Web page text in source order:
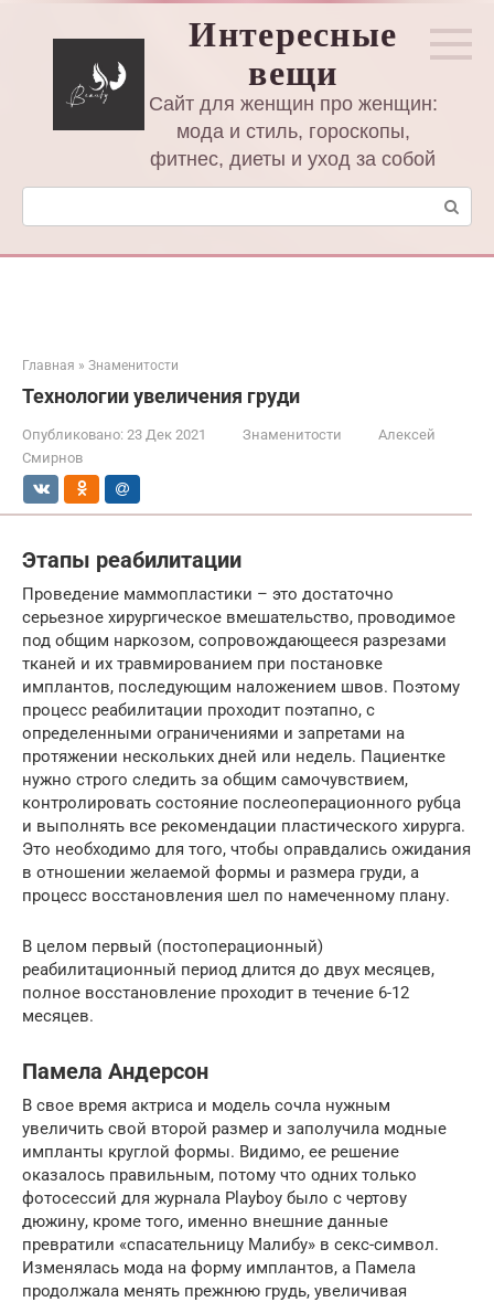
Интересные
вещи
Сайт для женщин про женщин:
мода и стиль, гороскопы,
фитнес, диеты и уход за собой
Поиск:
Главная » Знаменитости
Технологии увеличения груди
Опубликовано: 23 Дек 2021 Знаменитости
Алексей
Смирнов
Этапы реабилитации
Проведение маммопластики – это достаточно
серьезное хирургическое вмешательство, проводимое
под общим наркозом, сопровождающееся разрезами
тканей и их травмированием при постановке
имплантов, последующим наложением швов. Поэтому
процесс реабилитации проходит поэтапно, с
определенными ограничениями и запретами на
протяжении нескольких дней или недель. Пациентке
нужно строго следить за общим самочувствием,
контролировать состояние послеоперационного рубца
и выполнять все рекомендации пластического хирурга.
Это необходимо для того, чтобы оправдались ожидания
в отношении желаемой формы и размера груди, а
процесс восстановления шел по намеченному плану.
В целом первый (постоперационный)
реабилитационный период длится до двух месяцев,
полное восстановление проходит в течение 6-12
месяцев.
Памела Андерсон
В свое время актриса и модель сочла нужным
увеличить свой второй размер и заполучила модные
импланты круглой формы. Видимо, ее решение
оказалось правильным, потому что одних только
фотосессий для журнала Playboy было с чертову
дюжину, кроме того, именно внешние данные
превратили «спасательницу Малибу» в секс-символ.
Изменялась мода на форму имплантов, а Памела
продолжала менять прежнюю грудь, увеличивая